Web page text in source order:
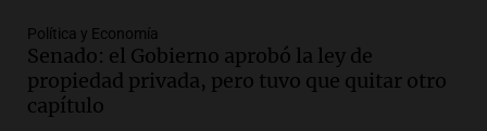
Panorama Federal
Episodios
Audio.Se atrincheró la intendenta
interina de Villa Santa Cruz del Lago
Política y Economía
Senado: el Gobierno aprobó la ley de
propiedad privada, pero tuvo que quitar otro
capítulo